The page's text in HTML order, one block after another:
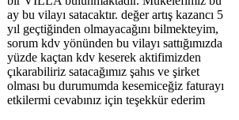
ay bu vilayı satacaktır. değer artış kazancı 5
yıl geçtiğinden olmayacağını bilmekteyim,
sorum kdv yönünden bu vilayı sattığımızda
yüzde kaçtan kdv keserek aktifimizden
çıkarabiliriz satacağımız şahıs ve şirket
olması bu durumumda kesemiceğiz faturayı
etkilermi cevabınız için teşekkür ederim